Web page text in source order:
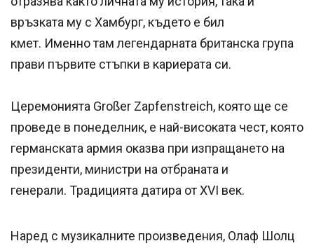
връзката му с Хамбург, където е бил
кмет. Именно там легендарната британска група
прави първите стъпки в кариерата си.
Церемонията Großer Zapfenstreich, която ще се
проведе в понеделник, е най-високата чест, която
германската армия оказва при изпращането на
президенти, министри на отбраната и
генерали. Традицията датира от XVI век.
Наред с музикалните произведения, Олаф Шолц